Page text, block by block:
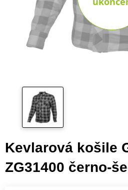
Kevlarová košile
ZG31400 černo-